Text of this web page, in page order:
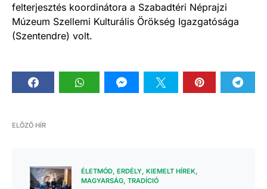
felterjesztés koordinátora a Szabadtéri Néprajzi
Múzeum Szellemi Kulturális Örökség Igazgatósága
(Szentendre) volt.
ELŐZŐ HÍR
ÉLETMÓD ERDÉLY KIEMELT HÍREK
MAGYARSÁG TRADÍCIÓ